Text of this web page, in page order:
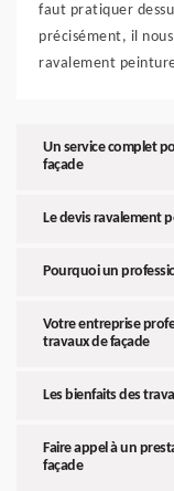
faut pratiquer
précisément, il
ravalement
Un service complet
façade
Le devis ravalement
Pourquoi un
Votre entreprise
travaux de façade
Les bienfaits des
Faire appel à un
façade